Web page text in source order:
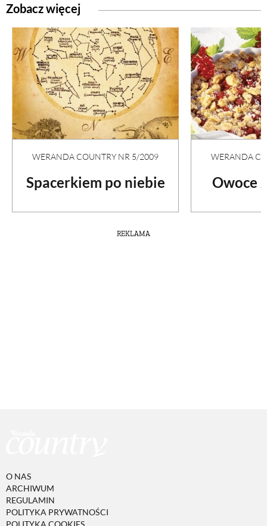
Zobacz więcej
WERANDA COUNTRY NR 5/2009
Spacerkiem po niebie
WERANDA
Owoce
REKLAMA
O NAS
ARCHIWUM
REGULAMIN
POLITYKA PRYWATNOŚCI
POLITYKA COOKIES